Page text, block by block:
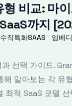
비교: 마
까지
수직특화SAAS
임베
선택 가이드.
해 알아보는 각 유
최적 SaaS 모델